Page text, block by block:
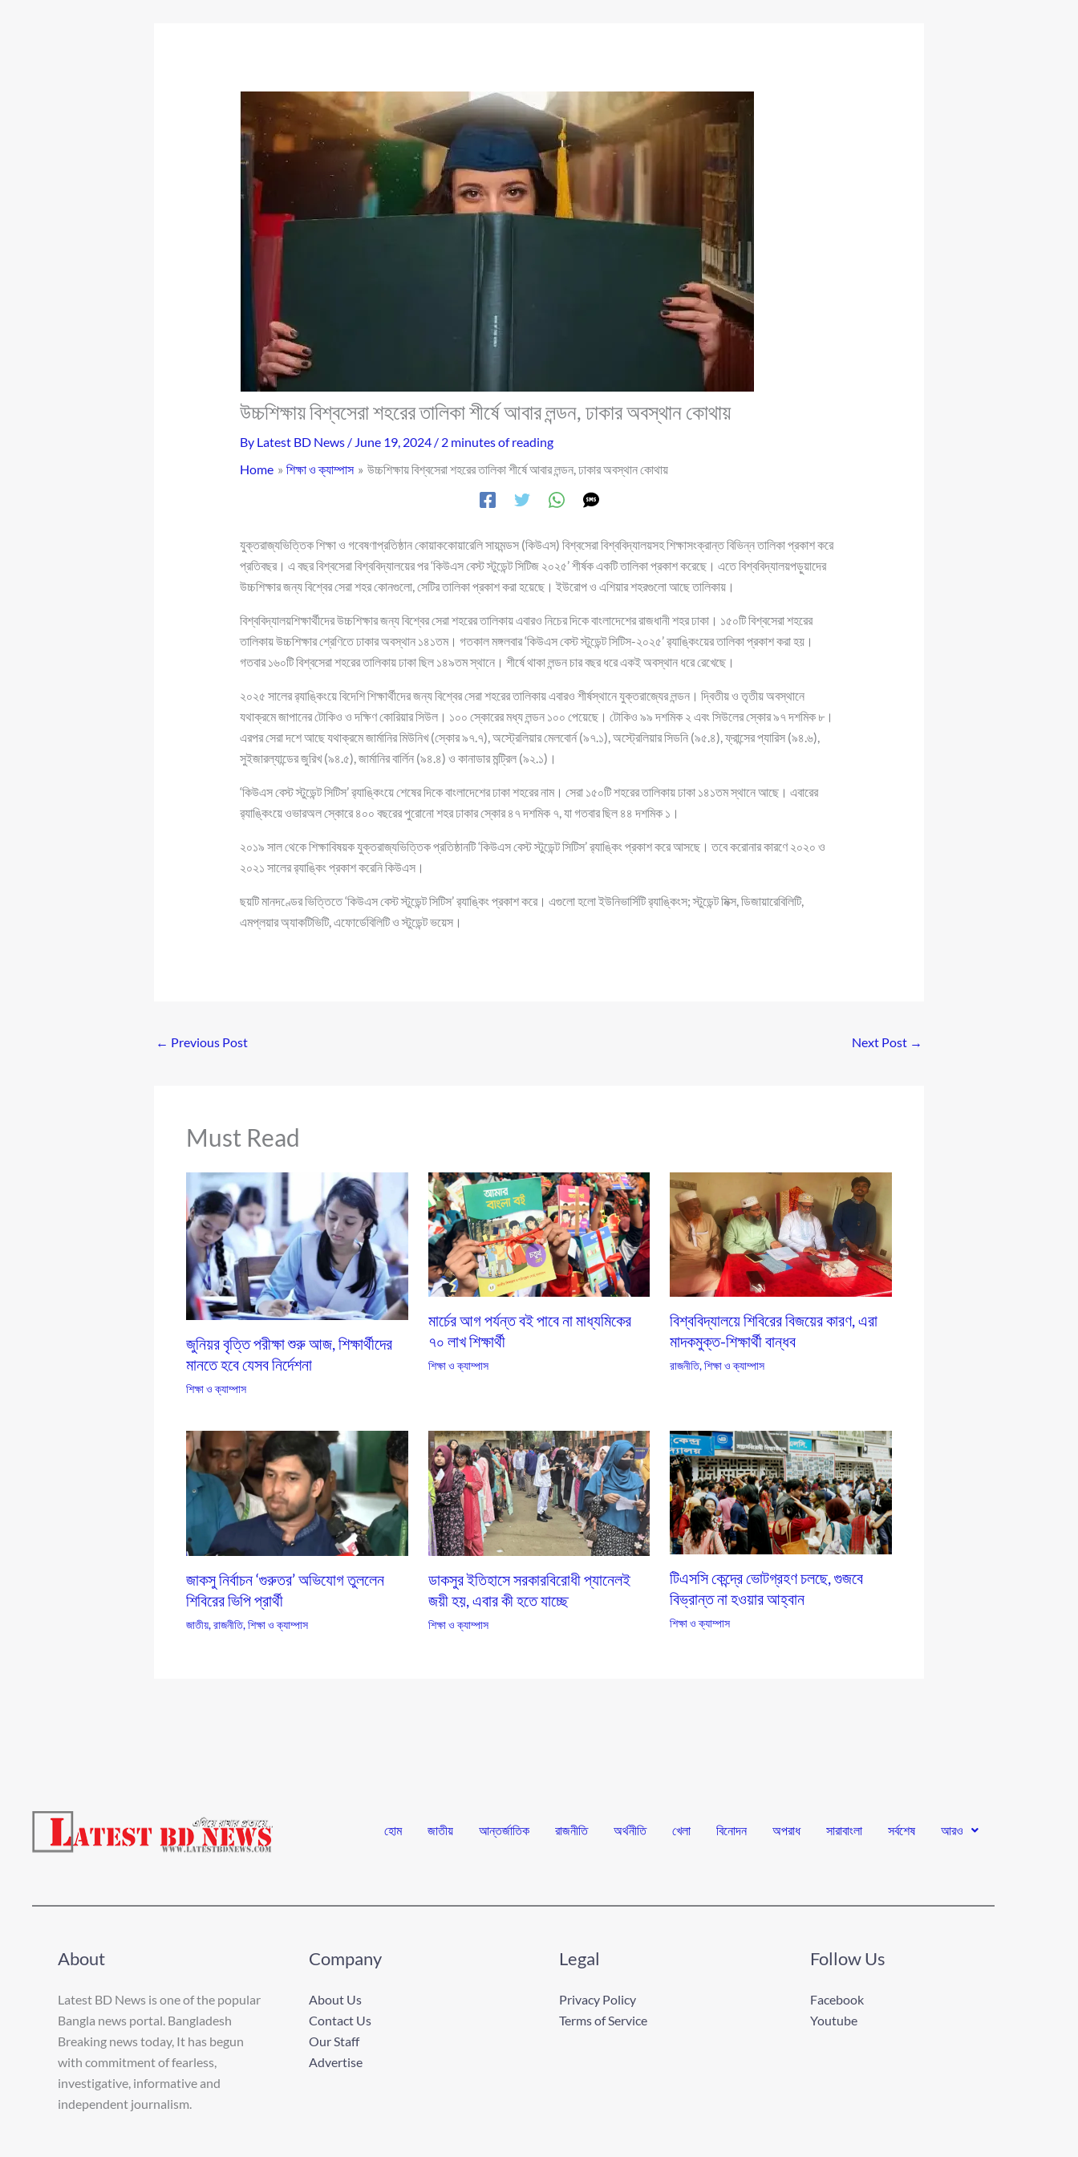
উচ্চশিক্ষায় বিশ্বসেরা শহরের তালিকা শীর্ষে আবার লন্ডন, ঢাকার অবস্থান কোথায়
By Latest BD News / June 19, 2024 / 2 minutes of reading
Home
শিক্ষা ও ক্যাম্পাস উচ্চশিক্ষায় বিশ্বসেরা শহরের তালিকা শীর্ষে আবার লন্ডন, ঢাকার অবস্থান কোথায়
যুক্তরাজ্যভিত্তিক শিক্ষা ও গবেষণাপ্রতিষ্ঠান কোয়াককোয়ারেলি সায়মন্ডস (কিউএস) বিশ্বসেরা বিশ্ববিদ্যালয়সহ শিক্ষাসংক্রান্ত বিভিন্ন তালিকা প্রকাশ করে
প্রতিবছর। এ বছর বিশ্বসেরা বিশ্ববিদ্যালয়ের পর ‘কিউএস বেস্ট স্টুডেন্ট সিটিজ ২০২৫’ শীর্ষক একটি তালিকা প্রকাশ করেছে। এতে বিশ্ববিদ্যালয়পড়ুয়াদের
উচ্চশিক্ষার জন্য বিশ্বের সেরা শহর কোনগুলো, সেটির তালিকা প্রকাশ করা হয়েছে। ইউরোপ ও এশিয়ার শহরগুলো আছে তালিকায়।
বিশ্ববিদ্যালয়শিক্ষার্থীদের উচ্চশিক্ষার জন্য বিশ্বের সেরা শহরের তালিকায় এবারও নিচের দিকে বাংলাদেশের রাজধানী শহর ঢাকা। ১৫০টি বিশ্বসেরা শহরের
তালিকায় উচ্চশিক্ষার শ্রেণিতে ঢাকার অবস্থান ১৪১তম। গতকাল মঙ্গলবার ‘কিউএস বেস্ট স্টুডেন্ট সিটিস-২০২৫’ র‍্যাঙ্কিংয়ের তালিকা প্রকাশ করা হয়।
গতবার ১৬০টি বিশ্বসেরা শহরের তালিকায় ঢাকা ছিল ১৪৯তম স্থানে। শীর্ষে থাকা লন্ডন চার বছর ধরে একই অবস্থান ধরে রেখেছে।
২০২৫ সালের র‍্যাঙ্কিংয়ে বিদেশি শিক্ষার্থীদের জন্য বিশ্বের সেরা শহরের তালিকায় এবারও শীর্ষস্থানে যুক্তরাজ্যের লন্ডন। দ্বিতীয় ও তৃতীয় অবস্থানে
যথাক্রমে জাপানের টোকিও ও দক্ষিণ কোরিয়ার সিউল। ১০০ স্কোরের মধ্য লন্ডন ১০০ পেয়েছে। টোকিও ৯৯ দশমিক ২ এবং সিউলের স্কোর ৯৭ দশমিক ৮।
এরপর সেরা দশে আছে যথাক্রমে জার্মানির মিউনিখ (স্কোর ৯৭.৭), অস্ট্রেলিয়ার মেলবোর্ন (৯৭.১), অস্ট্রেলিয়ার সিডনি (৯৫.৪), ফ্রান্সের প্যারিস (৯৪.৬),
সুইজারল্যান্ডের জুরিখ (৯৪.৫), জার্মানির বার্লিন (৯৪.৪) ও কানাডার মন্ট্রিল (৯২.১)।
‘কিউএস বেস্ট স্টুডেন্ট সিটিস’ র‍্যাঙ্কিংয়ে শেষের দিকে বাংলাদেশের ঢাকা শহরের নাম। সেরা ১৫০টি শহরের তালিকায় ঢাকা ১৪১তম স্থানে আছে। এবারের
র‍্যাঙ্কিংয়ে ওভারঅল স্কোরে ৪০০ বছরের পুরোনো শহর ঢাকার স্কোর ৪৭ দশমিক ৭, যা গতবার ছিল ৪৪ দশমিক ১।
২০১৯ সাল থেকে শিক্ষাবিষয়ক যুক্তরাজ্যভিত্তিক প্রতিষ্ঠানটি ‘কিউএস বেস্ট স্টুডেন্ট সিটিস’ র‍্যাঙ্কিং প্রকাশ করে আসছে। তবে করোনার কারণে ২০২০ ও
২০২১ সালের র‍্যাঙ্কিং প্রকাশ করেনি কিউএস।
ছয়টি মানদণ্ডের ভিত্তিতে ‘কিউএস বেস্ট স্টুডেন্ট সিটিস’ র‍্যাঙ্কিং প্রকাশ করে। এগুলো হলো ইউনিভার্সিটি র‍্যাঙ্কিংস; স্টুডেন্ট মিক্স, ডিজায়ারেবিলিটি,
এমপ্লয়ার অ্যাকটিভিটি, এফোর্ডেবিলিটি ও স্টুডেন্ট ভয়েস।
← Previous Post Next Post →
Must Read
জুনিয়র বৃত্তি পরীক্ষা শুরু আজ, শিক্ষার্থীদের
মানতে হবে যেসব নির্দেশনা
শিক্ষা ও ক্যাম্পাস
মার্চের আগ পর্যন্ত বই পাবে না মাধ্যমিকের
৭০ লাখ শিক্ষার্থী
শিক্ষা ও ক্যাম্পাস
বিশ্ববিদ্যালয়ে শিবিরের বিজয়ের কারণ, এরা
মাদকমুক্ত-শিক্ষার্থী বান্ধব
রাজনীতি,শিক্ষা ও ক্যাম্পাস
জাকসু নির্বাচন ‘গুরুতর’ অভিযোগ তুললেন
শিবিরের ভিপি প্রার্থী
জাতীয়,রাজনীতি,শিক্ষা ও ক্যাম্পাস
ডাকসুর ইতিহাসে সরকারবিরোধী প্যানেলই
জয়ী হয়, এবার কী হতে যাচ্ছে
শিক্ষা ও ক্যাম্পাস
টিএসসি কেন্দ্রে ভোটগ্রহণ চলছে, গুজবে
বিভ্রান্ত না হওয়ার আহ্বান
শিক্ষা ও ক্যাম্পাস
হোম জাতীয় আন্তর্জাতিক রাজনীতি অর্থনীতি খেলা বিনোদন অপরাধ সারাবাংলা সর্বশেষ আরও
About
Latest BD News is one of the popular
Bangla news portal. Bangladesh
Breaking news today, It has begun
with commitment of fearless,
investigative, informative and
independent journalism.
Company
About Us
Contact Us
Our Staff
Advertise
Legal
Privacy Policy
Terms of Service
Follow Us
Facebook
Youtube